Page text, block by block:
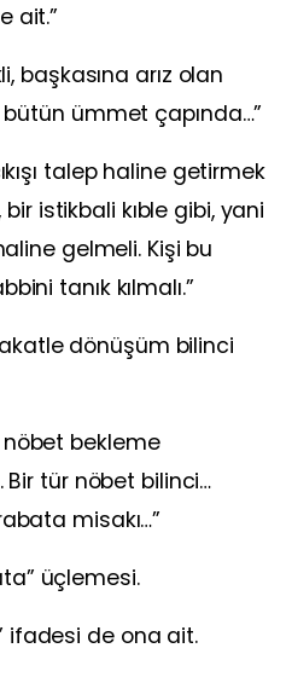
ait.”
başkasına arız olan
ümmet çapında…”
talep haline getirmek
bir istikbali kıble gibi, yani
gelmeli. Kişi bu
tanık kılmalı.”
dönüşüm bilinci
nöbet bekleme
Bir tür nöbet bilinci…
misakı…”
üçlemesi.
ifadesi de ona ait.